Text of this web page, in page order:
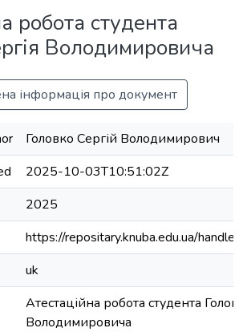
робота студента
Володимировича
інформація про документ
Головко Сергій Володимирович
2025-10-03T10:51:02Z
2025
https://repositary.knuba.edu.ua/
uk
Атестаційна робота студента
Володимировича